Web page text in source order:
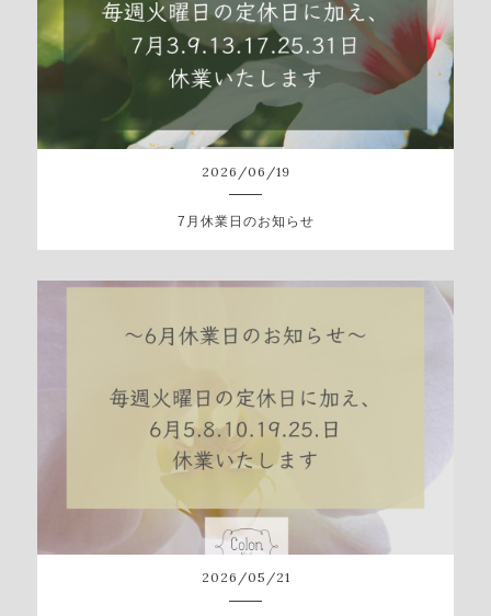
2026 /06 /19
7月休業日のお知らせ
2026 /05 /21